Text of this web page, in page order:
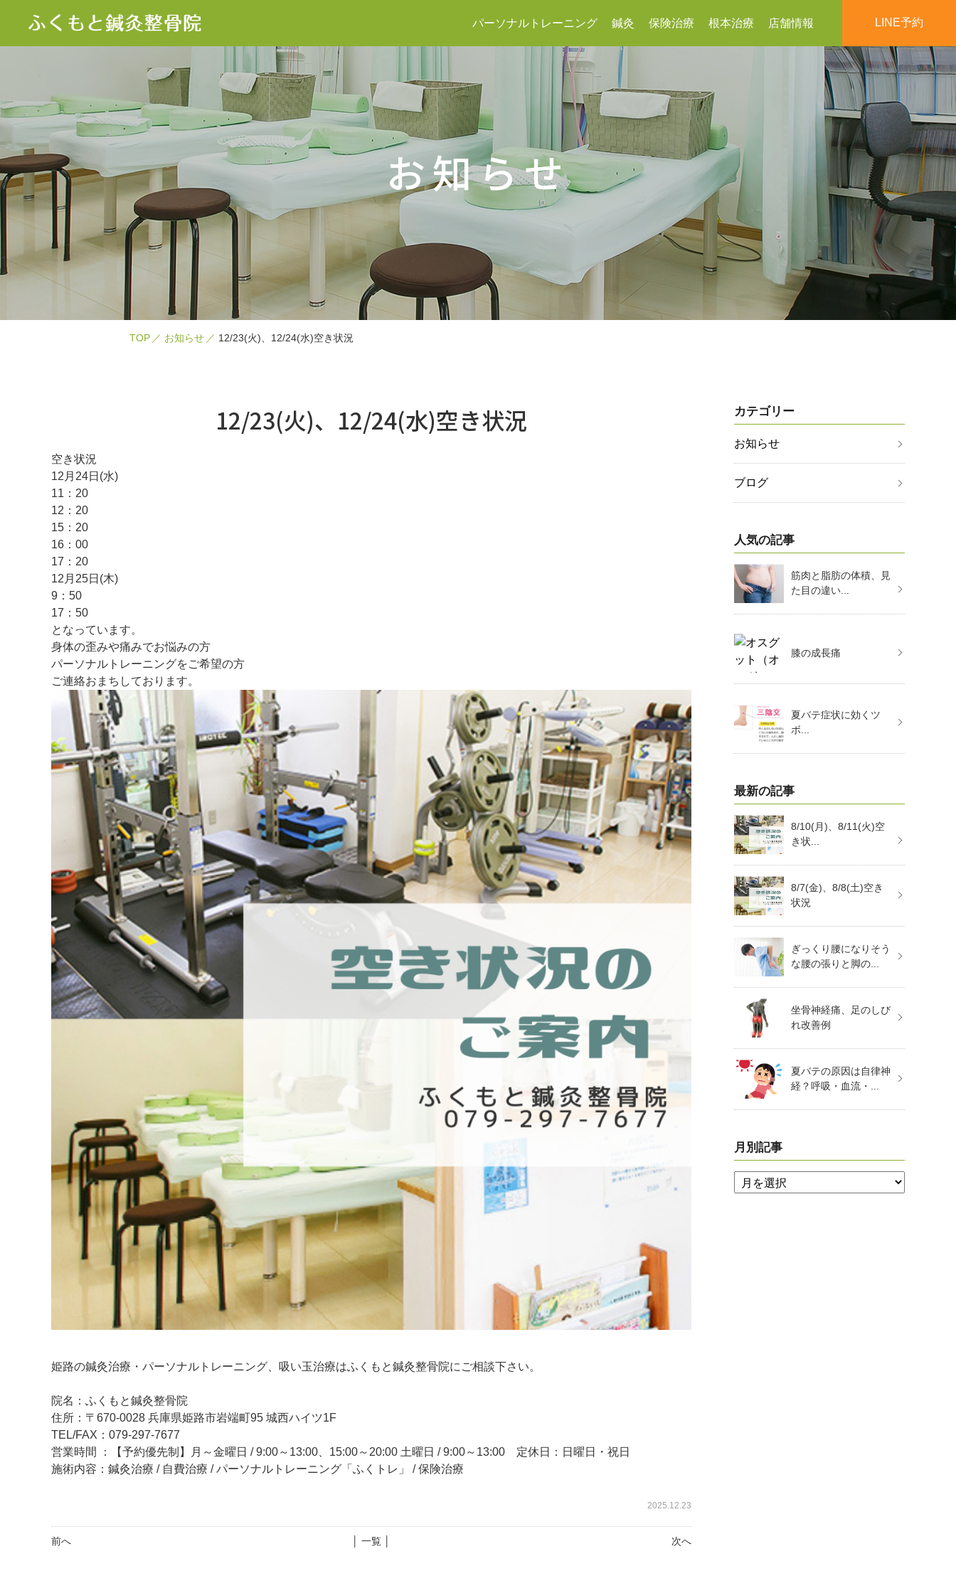
パーソナルトレーニング 鍼灸 保険治療 根本治療 店舗情報 LINE予約
お知らせ
TOP お知らせ 12/23(火)、12/24(水)空き状況
12/23(火)、12/24(水)空き状況
空き状況
12月24日(水)
11：20
12：20
15：20
16：00
17：20
12月25日(木)
9：50
17：50
となっています。
身体の歪みや痛みでお悩みの方
パーソナルトレーニングをご希望の方
ご連絡おまちしております。
姫路の鍼灸治療・パーソナルトレーニング、吸い玉治療はふくもと鍼灸整骨院にご相談下さい。
院名：ふくもと鍼灸整骨院
住所：〒670-0028 兵庫県姫路市岩端町95 城西ハイツ1F
TEL/FAX：079-297-7677
営業時間 ：【予約優先制】月～金曜日 / 9:00～13:00、15:00～20:00 土曜日 / 9:00～13:00 定休日：日曜日・祝日
施術内容：鍼灸治療 / 自費治療 / パーソナルトレーニング「ふくトレ」 / 保険治療
2025.12.23
前へ 次へ
│ 一覧 │
カテゴリー
お知らせ
ブログ
人気の記事
筋肉と脂肪の体積、見
た目の違い...
膝の成長痛
夏バテ症状に効くツ
ボ...
最新の記事
8/10(月)、8/11(火)空
き状...
8/7(金)、8/8(土)空き
状況
ぎっくり腰になりそう
な腰の張りと脚の...
坐骨神経痛、足のしび
れ改善例
夏バテの原因は自律神
経？呼吸・血流・...
月別記事